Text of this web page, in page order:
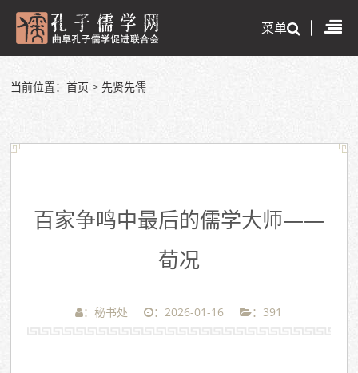
菜单
当前位置：首页 >先贤先儒
百家争鸣中最后的儒学大师——
荀况
：秘书处 ：2026-01-16 ： 391